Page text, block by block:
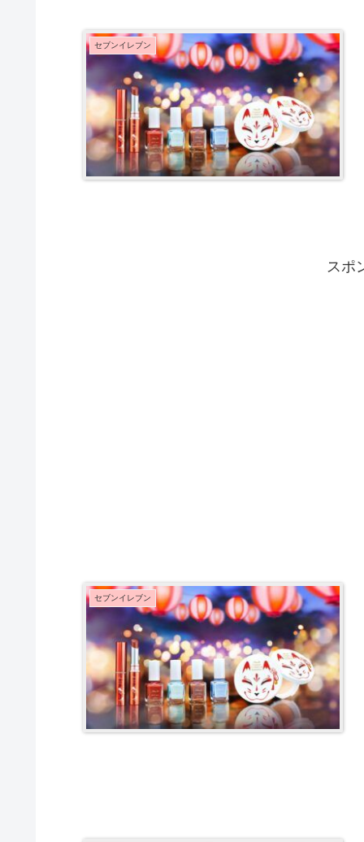
セブンイレブン
スポ
セブンイレブン